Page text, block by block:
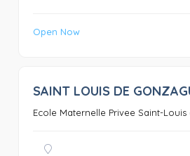
Open Now
SAINT LOUIS DE
Ecole Maternelle Privee Saint-